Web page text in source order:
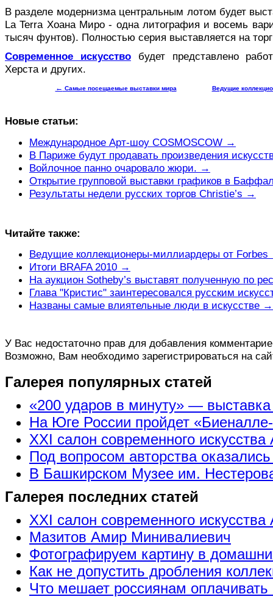
В разделе модернизма центральным лотом будет
La Terra Хоана Миро - одна литография и восемь
тысяч фунтов). Полностью серия выставляется на
Современное искусствобудет представлено
Херста и других.
← Самые посещаемые выставки мира Ведущие
Новые статьи:
Международное Арт-шоу COSMOSCOW →
В Париже будут продавать произведения
Войлочное панно очаровало жюри. →
Открытие групповой выставки графиков в
Результаты недели русских торгов Christie’s →
Читайте также:
Ведущие коллекционеры-миллиардеры от
Итоги BRAFA 2010 →
На аукцион Sotheby’s выставят полученную по
Глава "Кристис" заинтересовался русским
Названы самые влиятельные люди в искусстве →
У Вас недостаточно прав для добавления
Возможно, Вам необходимо зарегистрироваться на
Галерея популярных статей
«200 ударов в минуту» —
На Юге России пройдет
XXI салон современного искусства
Под вопросом авторства
В Башкирском Музее им.
Галерея последних статей
XXI салон современного искусства
Мазитов Амир Минивалиевич
Фотографируем картину в
Как не допустить дробления
Что мешает россиянам